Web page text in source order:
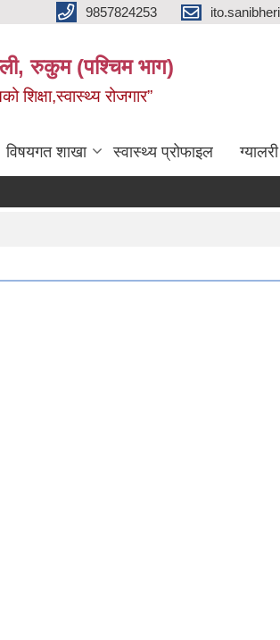
9857824253
रुकुम (पश्चिम भाग)
शिक्षा,स्वास्थ्य रोजगार”
विषयगत शाखा स्वास्थ्य प्रोफाइल ग्यालरी